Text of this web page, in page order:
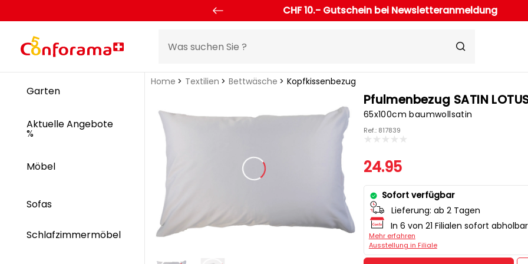
CHF 10.- Gutschein bei Newsletteranmeldung
Garten
Aktuelle Angebote
%
Möbel
Sofas
Schlafzimmermöbel
Home Textilien Bettwäsche Kopfkissenbezug
Pfulmenbezug SATIN
65x100cm baumwollsatin
Ref.: 817839
24.95
Sofort verfügbar
Lieferung: ab 2 Tagen
In 6 von 21 Filialen sofort abholbar
Mehr erfahren
Ausstellung in Filiale